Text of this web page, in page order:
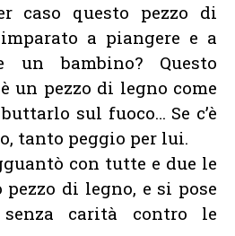
caso questo pezzo di
a piangere e a
un bambino? Questo
un pezzo di legno come
sul fuoco… Se c’è
tanto peggio per lui.
con tutte e due le
di legno, e si pose
carità contro le